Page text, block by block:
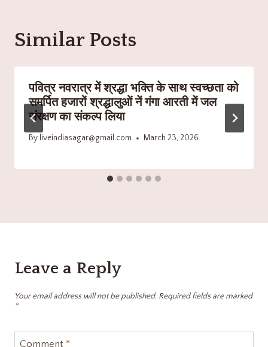
Similar Posts
पवित्र नवरात्र में श्रद्धा भक्ति के साथ स्वच्छता को
समर्पित हजारों श्रद्धालुओं नें गंगा आरती में जल
संरक्षण का संकल्प लिया
By liveindiasagar@gmail.com March 23, 2026
Leave a Reply
Your email address will not be published. Required fields are marked
*
Comment *